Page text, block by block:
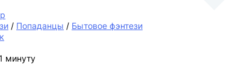
/ Попаданцы / Бытовое фэнтези
минуту